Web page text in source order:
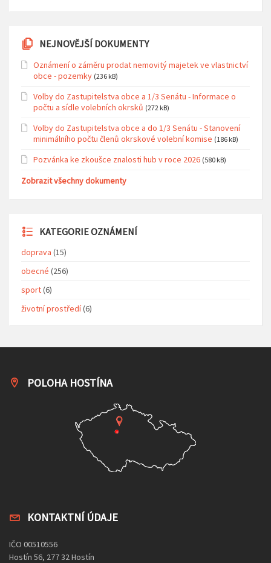
NEJNOVĚJŠÍ DOKUMENTY
Oznámení o záměru prodat nemovitý majetek ve vlastnictví
obce - pozemky (236 kB)
Volby do Zastupitelstva obce a 1/3 Senátu - Informace o
počtu a sídle volebních okrsků (272 kB)
Volby do Zastupitelstva obce a do 1/3 Senátu - Stanovení
minimálního počtu členů okrskové volební komise (186 kB)
Pozvánka ke zkoušce znalosti hub v roce 2026 (580 kB)
Zobrazit všechny dokumenty
KATEGORIE OZNÁMENÍ
doprava (15)
obecné (256)
sport(6)
životní prostředí(6)
POLOHA HOSTÍNA
KONTAKTNÍ ÚDAJE
IČO 00510556
Hostín 56, 277 32 Hostín